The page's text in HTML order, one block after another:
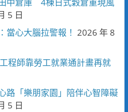
中倉庫 4棟日式穀倉重現風
5 日
心大腦拉警報！ 2026 年 8
程師靠勞工就業通計畫再就
「樂朋家園」陪伴心智障礙
5 日